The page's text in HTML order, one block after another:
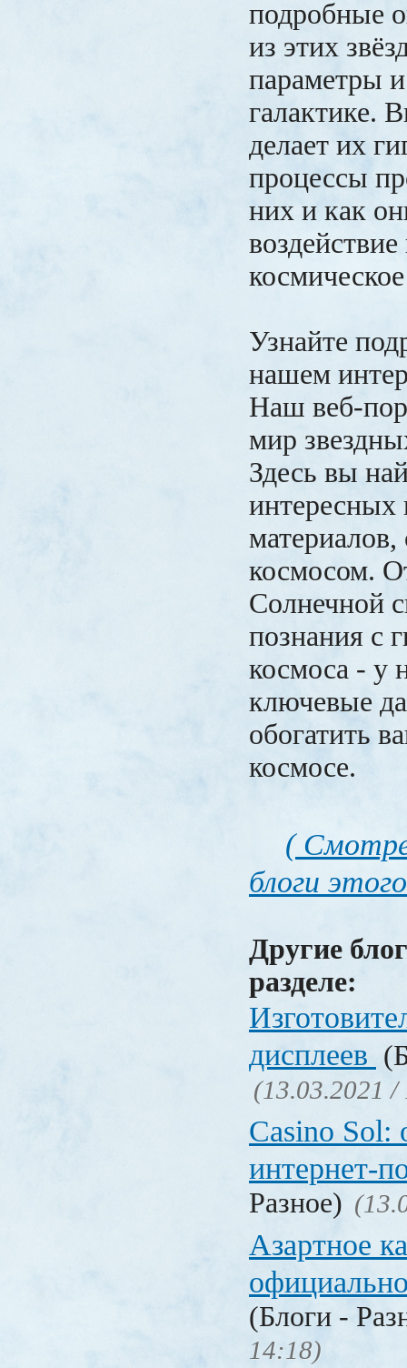
подробные
из этих
параметры
галактике.
делает их
процессы
них и как
Узнайте
нашем
Наш веб-
мир
Здесь вы
интересных
космосом.
Солнечной
познания с
космоса - у
ключевые
обогатить
космосе.
(
блоги
Другие
разделе:
дисплеев
(13.03.2021 /
Casino Sol:
интернет-
Разное)
Азартное
(Блоги -
14:18)